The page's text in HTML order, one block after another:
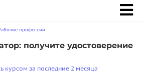
профессии
получите удостоверение
курсом за последние 2 месяца